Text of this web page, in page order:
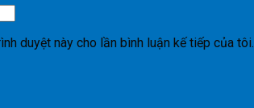
duyệt này cho lần bình luận kế tiếp của tôi.